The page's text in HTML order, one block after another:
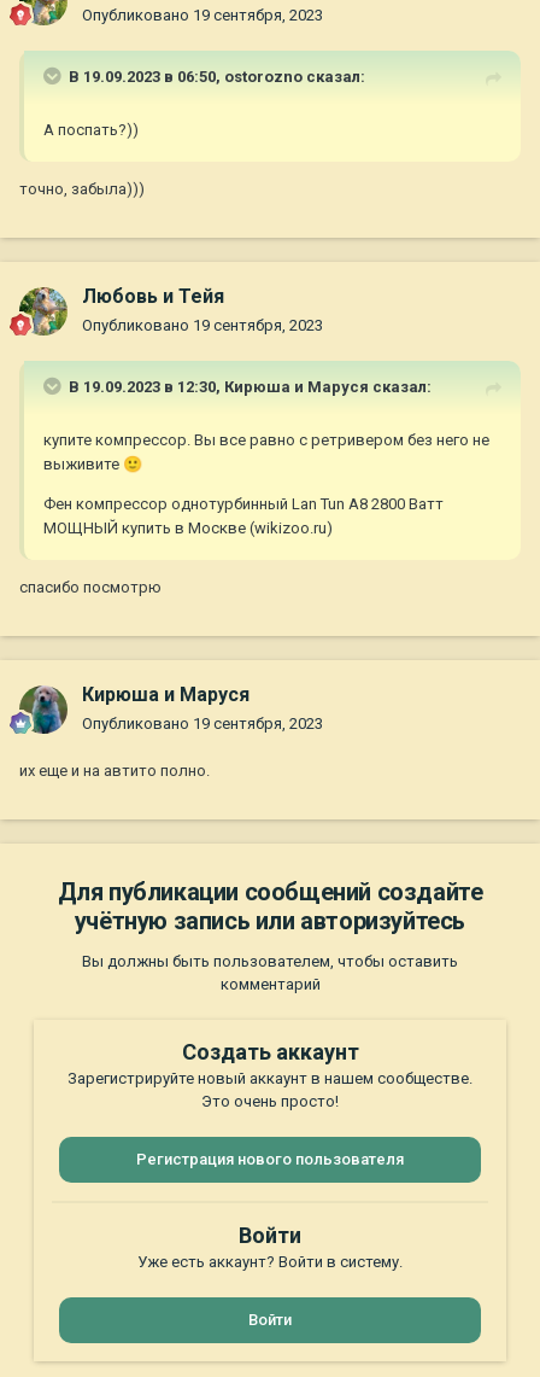
Опубликовано 19 сентября, 2023
В 19.09.2023 в 06:50, ostorozno сказал:
А поспать?))
точно, забыла)))
Любовь и Тейя
Опубликовано 19 сентября, 2023
В 19.09.2023 в 12:30, Кирюша и Маруся сказал:
купите компрессор. Вы все равно с ретривером без него не
выживите 🙂
Фен компрессор однотурбинный Lan Tun A8 2800 Ватт
МОЩНЫЙ купить в Москве (wikizoo.ru)
спасибо посмотрю
Кирюша и Маруся
Опубликовано 19 сентября, 2023
их еще и на автито полно.
Для публикации сообщений создайте
учётную запись или авторизуйтесь
Вы должны быть пользователем, чтобы оставить
комментарий
Создать аккаунт
Зарегистрируйте новый аккаунт в нашем сообществе.
Это очень просто!
Регистрация нового пользователя
Войти
Уже есть аккаунт? Войти в систему.
Войти